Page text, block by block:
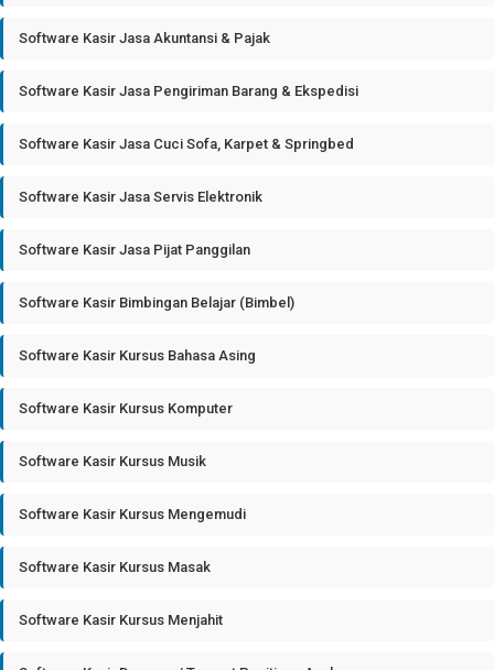
Software Kasir Jasa Akuntansi & Pajak
Software Kasir Jasa Pengiriman Barang & Ekspedisi
Software Kasir Jasa Cuci Sofa, Karpet & Springbed
Software Kasir Jasa Servis Elektronik
Software Kasir Jasa Pijat Panggilan
Software Kasir Bimbingan Belajar (Bimbel)
Software Kasir Kursus Bahasa Asing
Software Kasir Kursus Komputer
Software Kasir Kursus Musik
Software Kasir Kursus Mengemudi
Software Kasir Kursus Masak
Software Kasir Kursus Menjahit